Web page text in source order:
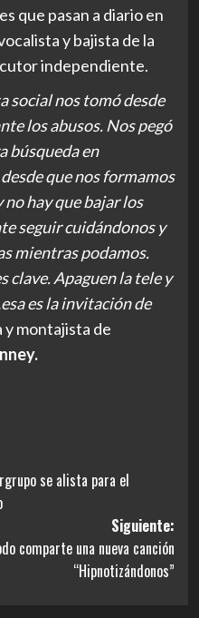
que pasan a diario en
y bajista de la
independiente.
social nos tomó desde
los abusos. Nos pegó
búsqueda en
que nos formamos
hay que bajar los
seguir cuidándonos y
mientras podamos.
clave. Apaguen la tele y
es la invitación de
y montajista de
se alista para el
Siguiente:
comparte una nueva canción
“Hipnotizándonos”